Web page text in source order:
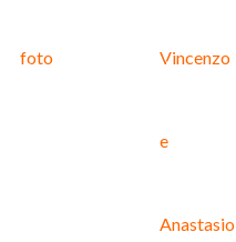
foto Vincenzo
e
Anastasio
liturgici della